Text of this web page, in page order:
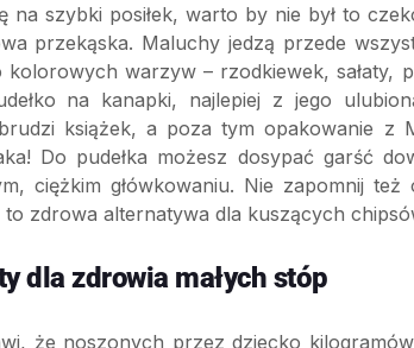
na szybki posiłek, warto by nie był to
przekąska. Maluchy jedzą przede
warzyw – rzodkiewek, sałaty,
na kanapki, najlepiej z jego
książek, a poza tym opakowanie z
Do pudełka możesz dosypać garść
ciężkim główkowaniu. Nie zapomnij
to zdrowa alternatywa dla kuszących
dla zdrowia małych stóp
że noszonych przez dziecko